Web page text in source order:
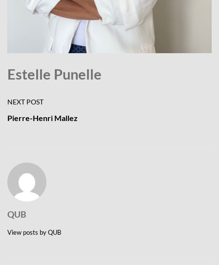
Estelle Punelle
Navigation
de
NEXT POST
Pierre-Henri Mallez
QUB
View posts by QUB